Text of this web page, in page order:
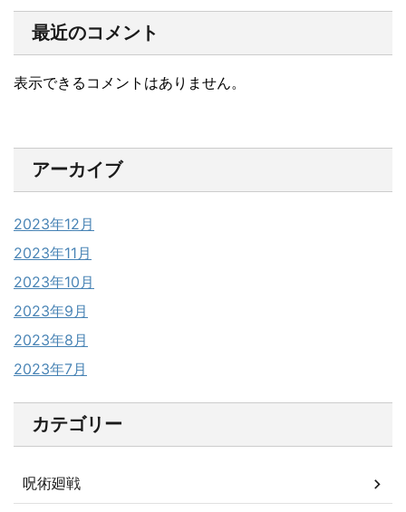
最近のコメント
表示できるコメントはありません。
アーカイブ
2023年12月
2023年11月
2023年10月
2023年9月
2023年8月
2023年7月
カテゴリー
呪術廻戦